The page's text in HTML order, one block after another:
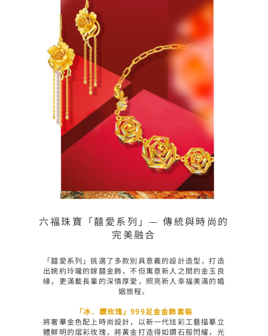
六福珠寶「囍愛系列」— 傳統與時尚的
完美融合
「囍愛系列」挑選了多款別具意義的設計造型，打造
出婉約玲瓏的嫁囍金飾，不但寓意新人之間的金玉良
緣，更滿載長輩的深情厚愛，照亮新人幸福美滿的婚
姻旅程。
「冰．鑽玫瑰」999足金金飾套裝
將奢華金色配上時尚設計，以新一代炫彩工藝描摹立
體鮮明的熠彩玫瑰，將黃金打造得如鑽石般閃耀，光